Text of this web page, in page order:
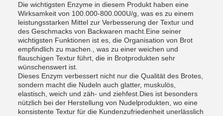
Die wichtigsten Enzyme in diesem Produkt haben eine
Wirksamkeit von 100.000-800.000U/g, was es zu einem
leistungsstarken Mittel zur Verbesserung der Textur und
des Geschmacks von Backwaren macht.Eine seiner
wichtigsten Funktionen ist es, die Organisation von Brot
empfindlich zu machen., was zu einer weichen und
flauschigen Textur führt, die in Brotprodukten sehr
wünschenswert ist.
Dieses Enzym verbessert nicht nur die Qualität des Brotes,
sondern macht die Nudeln auch glatter, muskulös,
elastisch, weich und zäh- und ziehfest.Dies ist besonders
nützlich bei der Herstellung von Nudelprodukten, wo eine
konsistente Textur für die Kundenzufriedenheit unerlässlich